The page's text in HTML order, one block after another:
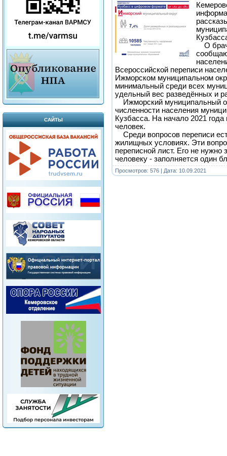
САЙТЫ
О
Всероссийской переписи
Ижморском муниципальном
минимальный среди всех
удельный вес разведённых и
Ижморский муниципальный
численности населения
Кузбасса. На начало 2021 года
человек.
Среди вопросов переписи
жилищных условиях. Эти
переписной лист. Его не нужно
человеку - заполняется один
Просмотров: 576 | Дата: 10.09.2021